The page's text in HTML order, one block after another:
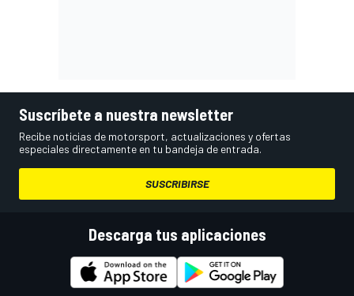
Suscríbete a nuestra newsletter
Recibe noticias de motorsport, actualizaciones y ofertas
especiales directamente en tu bandeja de entrada.
SUSCRIBIRSE
Descarga tus aplicaciones